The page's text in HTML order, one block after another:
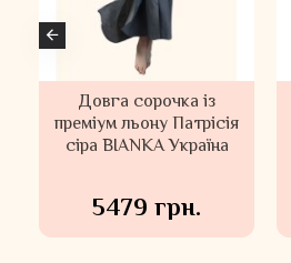
Довга сорочка із
преміум льону Патрісія
сіра BIANKA Україна
5479 грн.
Купальник роздільний
топ з рукавами та
високі плавки Seafolli
922